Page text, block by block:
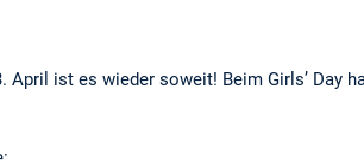
April ist es wieder soweit! Beim Girls’ Day